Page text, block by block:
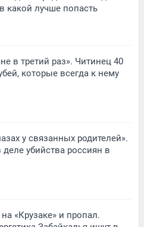
какой лучше попасть
в третий раз». Читинец 40
которые всегда к нему
у связанных родителей».
убийства россиян в
«Крузаке» и пропал.